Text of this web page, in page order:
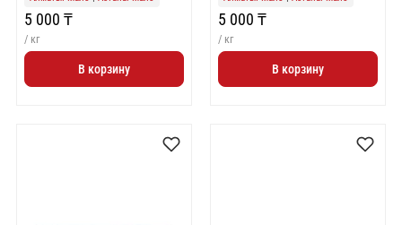
5 000 ₸
/ кг
В корзину
5 000 ₸
/ кг
В корзину